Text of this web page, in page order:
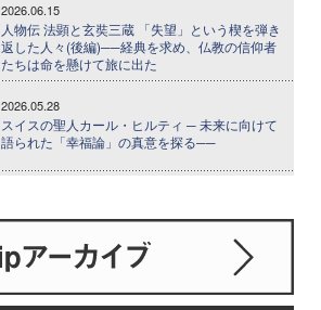
2026.06.15
人物伝 法顕と玄奘三蔵 「失望」という楔を弾き
返した人々(後編)──経典を求め、仏教の信仰者
たちは命を懸けて旅に出た
2026.05.28
スイスの聖人カール・ヒルティ ─ 未来に向けて
語られた「幸福論」の真意を探る──